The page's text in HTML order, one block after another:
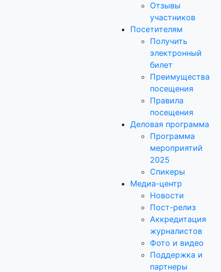
Отзывы
участников
Посетителям
Получить
электронный
билет
Преимущества
посещения
Правила
посещения
Деловая программа
Программа
мероприятий
2025
Спикеры
Медиа-центр
Новости
Пост-релиз
Аккредитация
журналистов
Фото и видео
Поддержка и
партнеры